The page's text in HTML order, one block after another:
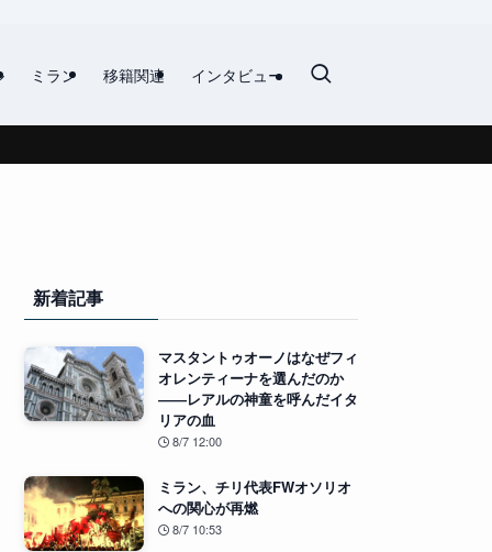
ミラン 移籍関連 インタビュー
新着記事
マスタントゥオーノはなぜフィ
オレンティーナを選んだのか
――レアルの神童を呼んだイタ
リアの血
8/7 12:00
ミラン、チリ代表FWオソリオ
への関心が再燃
8/7 10:53